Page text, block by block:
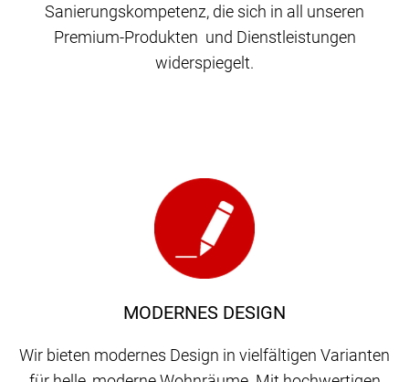
Sanierungskompetenz, die sich in all unseren
Premium-Produkten und Dienstleistungen
widerspiegelt.
MODERNES DESIGN
Wir bieten modernes Design in vielfältigen Varianten